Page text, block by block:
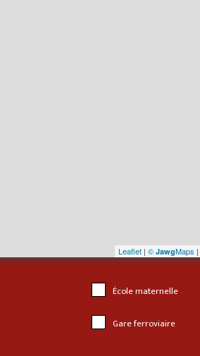
Leaflet | © JawgMaps |
École maternelle
Gare ferroviaire